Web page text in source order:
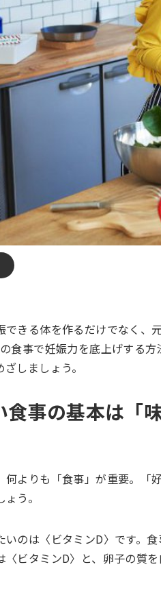
できる体を作るだけでなく、
食事で妊娠力を底上げする
しましょう。
食事の基本は「
何よりも「食事」が重要。「
う。
いのは〈ビタミンD〉です。
ビタミンD〉と、卵子の質